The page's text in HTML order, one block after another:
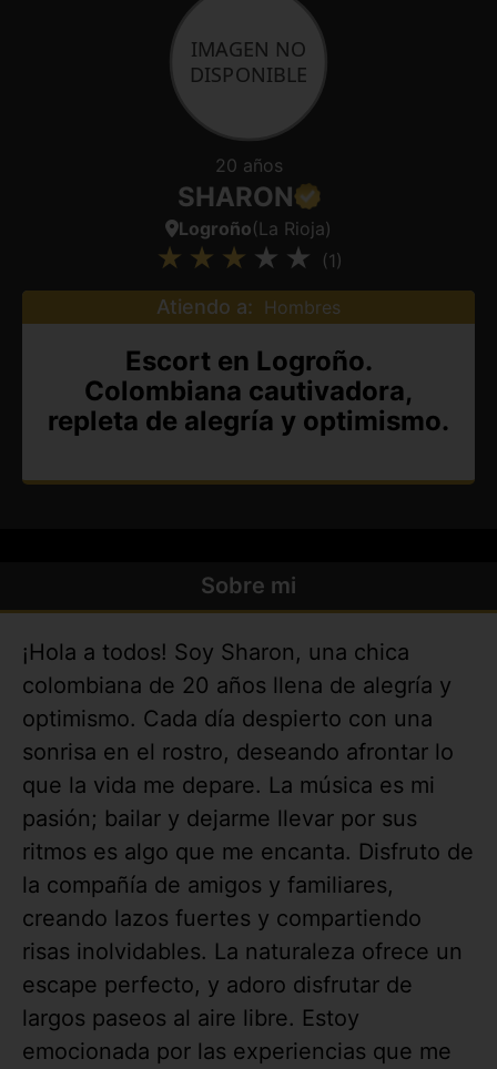
20 años
SHARON
Logroño(La Rioja)
(1)
Atiendo a: Hombres
Escort en Logroño.
Colombiana cautivadora,
repleta de alegría y optimismo.
Sobre mi
¡Hola a todos! Soy Sharon, una chica
colombiana de 20 años llena de alegría y
optimismo. Cada día despierto con una
sonrisa en el rostro, deseando afrontar lo
que la vida me depare. La música es mi
pasión; bailar y dejarme llevar por sus
ritmos es algo que me encanta. Disfruto de
la compañía de amigos y familiares,
creando lazos fuertes y compartiendo
risas inolvidables. La naturaleza ofrece un
escape perfecto, y adoro disfrutar de
largos paseos al aire libre. Estoy
emocionada por las experiencias que me